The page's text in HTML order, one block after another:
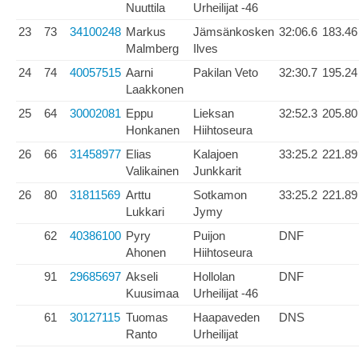
Nuuttila
Urheilijat -46
23 73 34100248 Markus
Malmberg
Jämsänkosken
Ilves
32:06.6 183.46
24 74 40057515 Aarni
Laakkonen
Pakilan Veto 32:30.7 195.24
25 64 30002081 Eppu
Honkanen
Lieksan
Hiihtoseura
32:52.3 205.80
26 66 31458977 Elias
Valikainen
Kalajoen
Junkkarit
33:25.2 221.89
26 80 31811569 Arttu
Lukkari
Sotkamon
Jymy
33:25.2 221.89
62 40386100 Pyry
Ahonen
Puijon
Hiihtoseura
DNF
91 29685697 Akseli
Kuusimaa
Hollolan
Urheilijat -46
DNF
61 30127115 Tuomas
Ranto
Haapaveden
Urheilijat
DNS